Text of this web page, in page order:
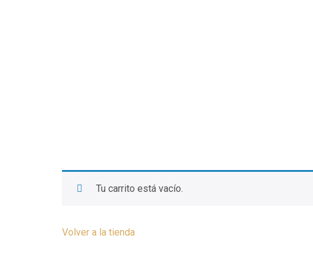
Tu carrito está vacío.
Volver a la tienda